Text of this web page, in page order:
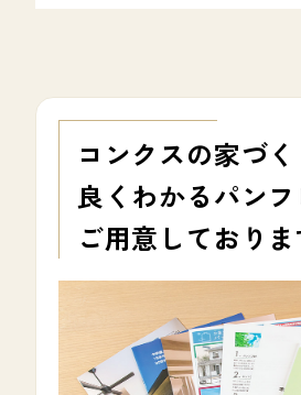
コンクスの家づ
良くわかるパン
ご用意しており